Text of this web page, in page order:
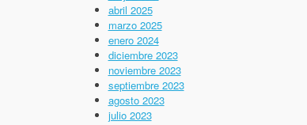
abril 2025
marzo 2025
enero 2024
diciembre 2023
noviembre 2023
septiembre 2023
agosto 2023
julio 2023